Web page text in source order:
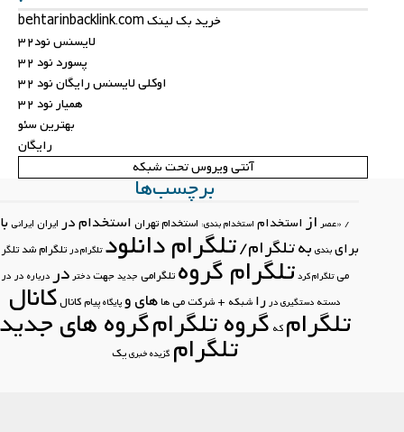
خرید بک لینک behtarinbacklink.com
لایسنس نود32
پسورد نود 32
اوکلی لایسنس رایگان نود 32
همیار نود 32
بهترین سئو
رایگان
آنتی ویروس تحت شبکه
برچسب‌ها
«عصرازاستخداماستخدام بندی:استخدام تهراناستخدام درایرانایرانیبا
برای بندیبهتلگرام/تلگرام دانلودتلگرام درتلگرام شدتلگرام
میتلگرام کردتلگرام گروهتلگرامیجدید جهتدختردر درباره در در
دستهدستگیری در راشبکه + شرکتمیها هایو پایگاهپیامکانالکانال
تلگرامکهگروه تلگرامگروه های جدید
تلگرامگزیده خبرییک